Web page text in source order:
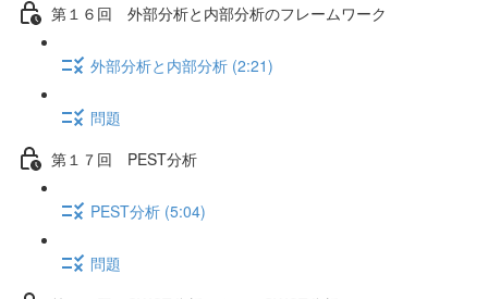
第１６回 外部分析と内部分析のフレームワーク
外部分析と内部分析 (2:21)
問題
第１７回 PEST分析
PEST分析 (5:04)
問題